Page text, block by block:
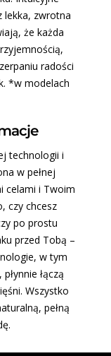
lekka, zwrotna
że każda
radości
*w modelach
technologii i
w pełnej
celami i Twoim
czy chcesz
po prostu
przed Tobą –
w tym
łączą
Wszystko
pełną